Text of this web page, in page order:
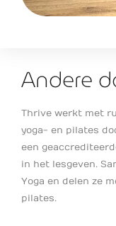
Andere
Thrive werkt met
yoga- en pilates
een
in het lesgeven.
Yoga en delen ze
pilates.